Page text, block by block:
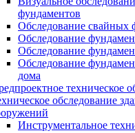
фундаментов
Обследование свайных
Обследование
Обследование
Обследование
дома
техническое
обследование
Инструментальное